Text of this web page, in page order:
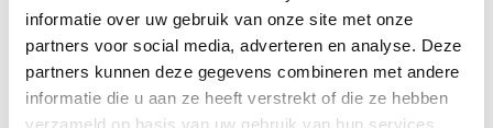
informatie over uw gebruik van onze site met onze
partners voor social media, adverteren en analyse. Deze
partners kunnen deze gegevens combineren met andere
informatie die u aan ze heeft verstrekt of die ze hebben
verzameld op basis van uw gebruik van hun services.
De behandeling is bij ons in de kliniek te boeken voor
€205 per behandeling. Heb je vragen of wil je een
afspraak maken? Laat het ons dan gerust weten via
info@huidlaserutrecht.nl of bel naar 030 – 751 02 69.